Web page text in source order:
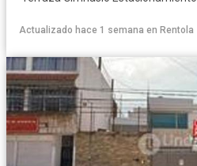
Actualizado hace 1 semana en Rentola